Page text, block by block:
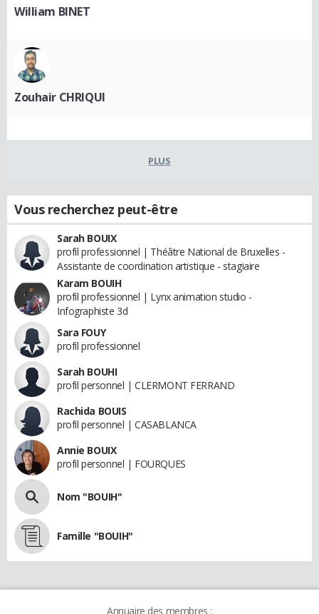
William BINET
Zouhair CHRIQUI
PLUS
Vous recherchez peut-être
Sarah BOUIX
profil professionnel | Théâtre National de Bruxelles -
Assistante de coordination artistique - stagiaire
Karam BOUIH
profil professionnel | Lynx animation studio -
Infographiste 3d
Sara FOUY
profil professionnel
Sarah BOUHI
profil personnel | CLERMONT FERRAND
Rachida BOUIS
profil personnel | CASABLANCA
Annie BOUIX
profil personnel | FOURQUES
Nom "BOUIH"
Famille "BOUIH"
Annuaire des membres :